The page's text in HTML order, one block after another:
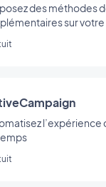
des méthodes
sur votre
l’expérience